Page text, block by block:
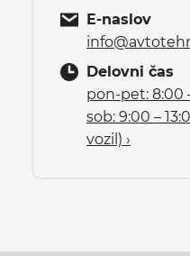
E-naslov
Delovni čas
pon-pet: 8:00
sob: 9:00 –
vozil) ›